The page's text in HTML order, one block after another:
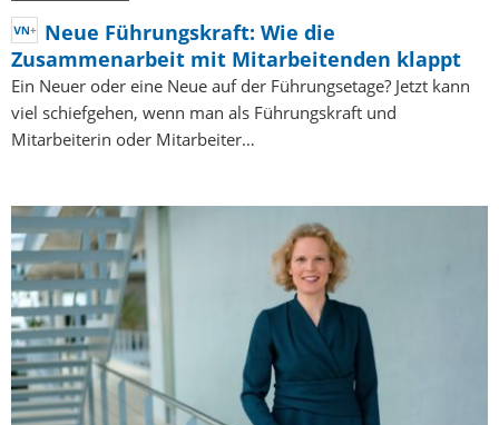
Neue Führungskraft: Wie die
Zusammenarbeit mit Mitarbeitenden klappt
Ein Neuer oder eine Neue auf der Führungsetage? Jetzt kann
viel schiefgehen, wenn man als Führungskraft und
Mitarbeiterin oder Mitarbeiter…